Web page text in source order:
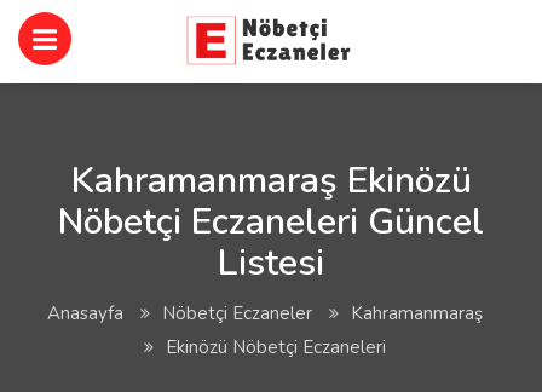
Kahramanmaraş Ekinözü
Nöbetçi Eczaneleri Güncel
Listesi
Anasayfa Nöbetçi Eczaneler
Kahramanmaraş
Ekinözü Nöbetçi Eczaneleri